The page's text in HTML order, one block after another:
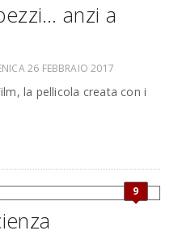
anzi a
26 FEBBRAIO 2017
la pellicola creata con i
9